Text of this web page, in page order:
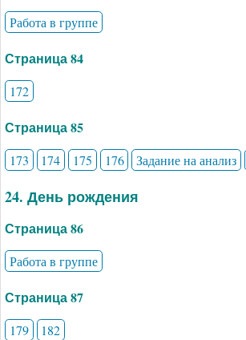
Работа в группе
Страница 84
172
Страница 85
173 174 175 176 Задание на анализ
24. День рождения
Страница 86
Работа в группе
Страница 87
179 182